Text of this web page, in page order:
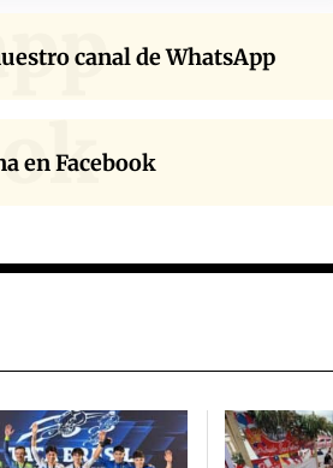
canal de WhatsApp
en Facebook